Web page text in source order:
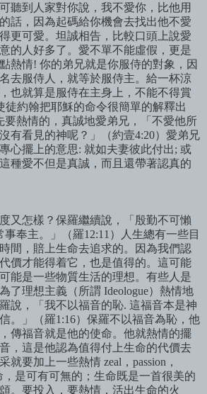
聽到人家對你說，我不愛你，比他用
話，因為起碼給你機會去找出他不愛
更可愛。坦誠相告，比較口頭上說愛
的人好多了。愛不單不能虛假，更是
熱情! 你的弟兄就是你服侍的對象，因
去服侍人，就等於服侍主。 給一杯涼
也就算是服侍在主身上，不能不得賞
徒約翰把耶穌的命令很簡單的解釋出
要熱情的，真誠地愛弟兄，「不愛他所
有看見的神呢 ？」（約壹4:20）愛弟兄
心擺上的意思: 就如夫妻彼此付出; 或
這種愛不但是真誠，而且還帶著認真的
又怎樣？保羅繼續說，「殷勤不可懶
事奉主。」（羅12:11 ）人生總有一些目
間，賠上生命去追求的。
因為我們認
價才能得着它，也是值得的。這可能
能是一些物質生活的理想。有些人是
了理想主義（所謂 Ideologue）熱情地
說，「我不以福音的恥. 這福音本是神
。」（羅1:16）保羅不以福音為恥，他
傳福音就是他的使命。他就熱情的擺
，這是他認為值得付上生命的代價去
就要加上一些熱情 zeal ， passion ，
，是可有可無的；生命既是一首很美的
。要投入，要熱情，活出生命的火